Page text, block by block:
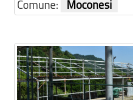
Comune:
Moconesi